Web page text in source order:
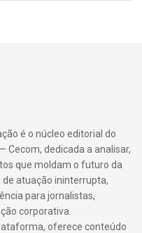
é o núcleo editorial do
Cecom, dedicada a analisar,
que moldam o futuro da
de atuação ininterrupta,
para jornalistas,
corporativa.
oferece conteúdo